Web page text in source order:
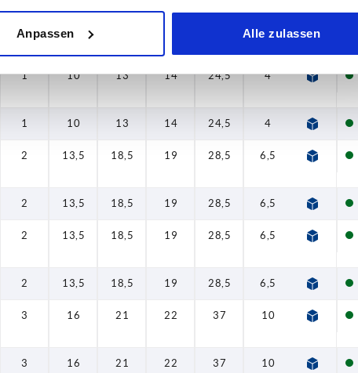
Anpassen Alle zulassen
1 10 13 14 24,5 4 14,5
1 10 13 14 24,5 4 14,5
2 13,5 18,5 19 28,5 6,5 17,5
2 13,5 18,5 19 28,5 6,5 17,5
2 13,5 18,5 19 28,5 6,5 17,5
2 13,5 18,5 19 28,5 6,5 17,5
3 16 21 22 37 10 24
3 16 21 22 37 10 24